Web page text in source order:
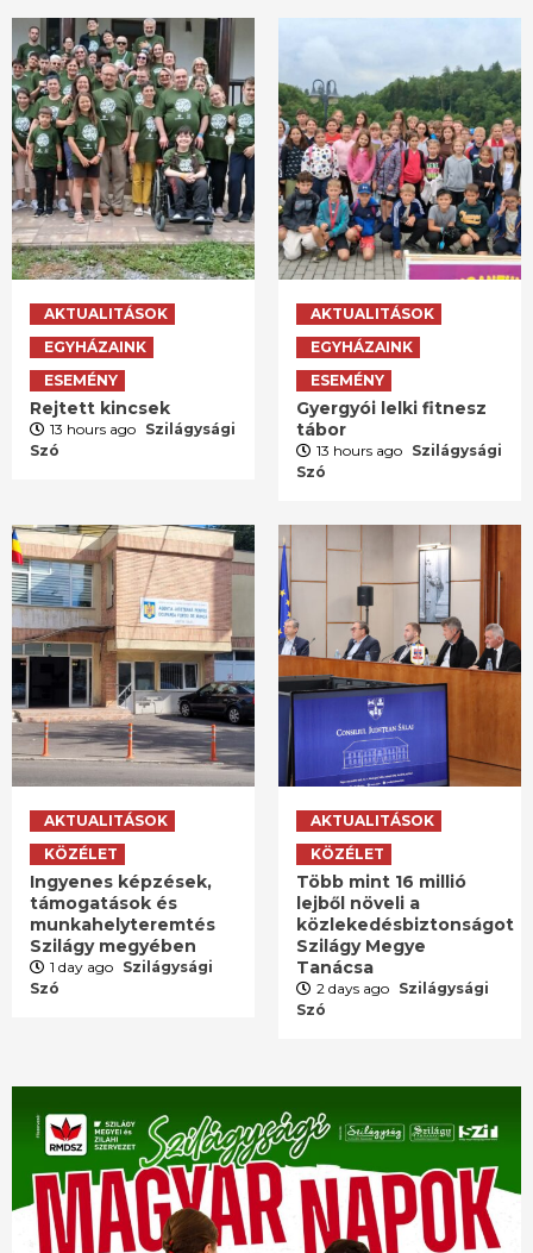
AKTUALITÁSOK
EGYHÁZAINK
ESEMÉNY
Rejtett kincsek
13 hours ago Szilágysági
Szó
AKTUALITÁSOK
EGYHÁZAINK
ESEMÉNY
Gyergyói lelki fitnesz
tábor
13 hours ago Szilágysági
Szó
AKTUALITÁSOK
KÖZÉLET
Ingyenes képzések,
támogatások és
munkahelyteremtés
Szilágy megyében
1 day ago Szilágysági
Szó
AKTUALITÁSOK
KÖZÉLET
Több mint 16 millió
lejből növeli a
közlekedésbiztonságot
Szilágy Megye
Tanácsa
2 days ago Szilágysági
Szó